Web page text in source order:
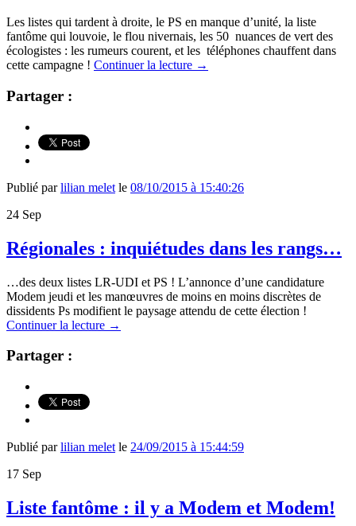
Les listes qui tardent à droite, le PS en manque d’unité, la liste
fantôme qui louvoie, le flou nivernais, les 50 nuances de vert des
écologistes : les rumeurs courent, et les téléphones chauffent dans
cette campagne ! Continuer la lecture →
Partager :
Publié parlilian melet le 08/10/2015 à 15:40:26
24 Sep
Régionales : inquiétudes dans les rangs…
…des deux listes LR-UDI et PS ! L’annonce d’une candidature
Modem jeudi et les manœuvres de moins en moins discrètes de
dissidents Ps modifient le paysage attendu de cette élection !
Continuer la lecture →
Partager :
Publié parlilian melet le 24/09/2015 à 15:44:59
17 Sep
Liste fantôme : il y a Modem et Modem!